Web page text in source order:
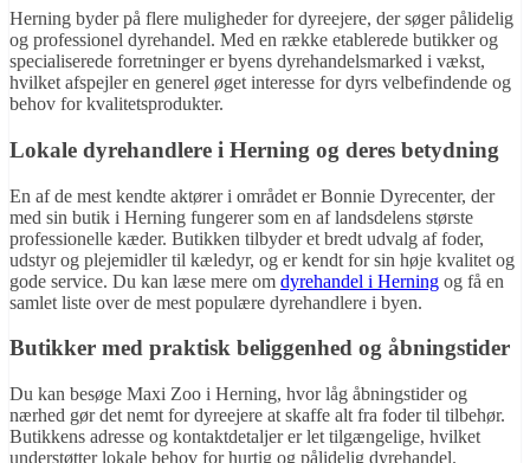
Herning byder på flere muligheder for dyreejere, der søger pålidelig
og professionel dyrehandel. Med en række etablerede butikker og
specialiserede forretninger er byens dyrehandelsmarked i vækst,
hvilket afspejler en generel øget interesse for dyrs velbefindende og
behov for kvalitetsprodukter.
Lokale dyrehandlere i Herning og deres betydning
En af de mest kendte aktører i området er Bonnie Dyrecenter, der
med sin butik i Herning fungerer som en af landsdelens største
professionelle kæder. Butikken tilbyder et bredt udvalg af foder,
udstyr og plejemidler til kæledyr, og er kendt for sin høje kvalitet og
gode service. Du kan læse mere om dyrehandel i Herning og få en
samlet liste over de mest populære dyrehandlere i byen.
Butikker med praktisk beliggenhed og åbningstider
Du kan besøge Maxi Zoo i Herning, hvor låg åbningstider og
nærhed gør det nemt for dyreejere at skaffe alt fra foder til tilbehør.
Butikkens adresse og kontaktdetaljer er let tilgængelige, hvilket
understøtter lokale behov for hurtig og pålidelig dyrehandel.